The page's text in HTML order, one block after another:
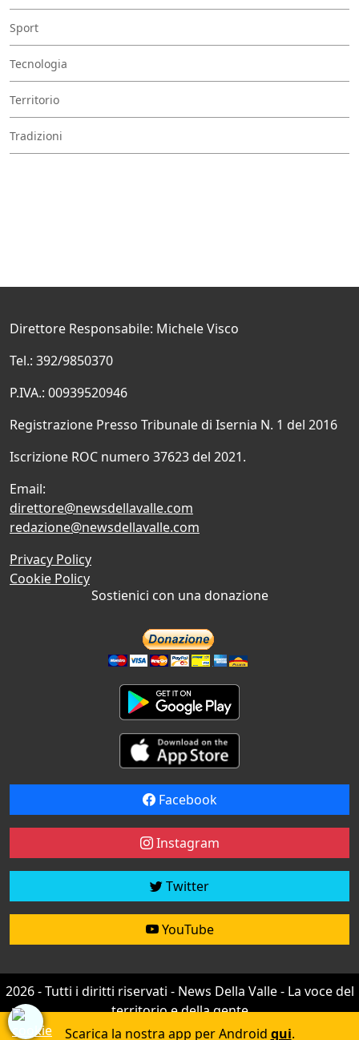
Sport
Tecnologia
Territorio
Tradizioni
Direttore Responsabile: Michele Visco
Tel.: 392/9850370
P.IVA.: 00939520946
Registrazione Presso Tribunale di Isernia N. 1 del 2016
Iscrizione ROC numero 37623 del 2021.
Email:
direttore@newsdellavalle.com
redazione@newsdellavalle.com
Privacy Policy
Cookie Policy
Sostienici con una donazione
Facebook
Instagram
Twitter
YouTube
2026 - Tutti i diritti riservati - News Della Valle - La voce del
territorio e della gente
Credit by efree
Scarica la nostra app per Android qui.